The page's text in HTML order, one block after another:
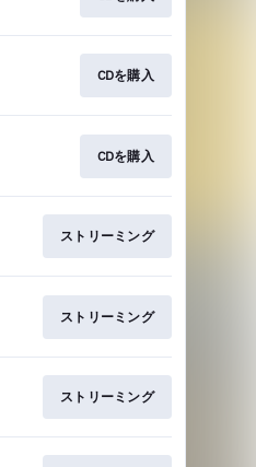
CDを購入
CDを購入
ストリーミング
ストリーミング
ストリーミング